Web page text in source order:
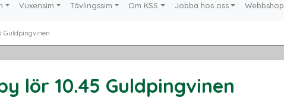
Vuxensim Tävlingssim Om KSS Jobba hos oss Webbshop
Guldpingvinen
lör 10.45 Guldpingvinen